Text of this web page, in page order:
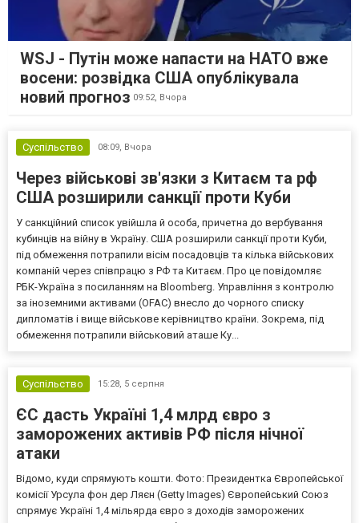
WSJ - Путін може напасти на НАТО вже
восени: розвідка США опублікувала
новий прогноз 09:52, Вчора
Суспільство 08:09, Вчора
Через військові зв'язки з Китаєм та рф
США розширили санкції проти Куби
У санкційний список увійшла й особа, причетна до вербування
кубинців на війну в Україну. США розширили санкції проти Куби,
під обмеження потрапили вісім посадовців та кілька військових
компаній через співпрацю з РФ та Китаєм. Про це повідомляє
РБК-Україна з посиланням на Bloomberg. Управління з контролю
за іноземними активами (OFAC) внесло до чорного списку
дипломатів і вище військове керівництво країни. Зокрема, під
обмеження потрапили військовий аташе Ку...
Суспільство 15:28, 5 серпня
ЄС дасть Україні 1,4 млрд євро з
заморожених активів РФ після нічної
атаки
Відомо, куди спрямують кошти. Фото: Президентка Європейської
комісії Урсула фон дер Ляєн (Getty Images) Європейський Союз
спрямує Україні 1,4 мільярда євро з доходів заморожених